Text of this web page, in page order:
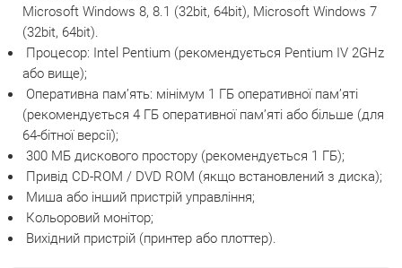
Microsoft Windows 8, 8.1 (32bit, 64bit), Microsoft Windows 7
(32bit, 64bit).
Процесор: Intel Pentium (рекомендується Pentium IV 2GHz
або вище);
Оперативна пам’ять: мінімум 1 ГБ оперативної пам’яті
(рекомендується 4 ГБ оперативної пам’яті або більше (для
64-бітної версії);
300 МБ дискового простору (рекомендується 1 ГБ);
Привід CD-ROM / DVD ROM (якщо встановлений з диска);
Миша або інший пристрій управління;
Кольоровий монітор;
Вихідний пристрій (принтер або плоттер).